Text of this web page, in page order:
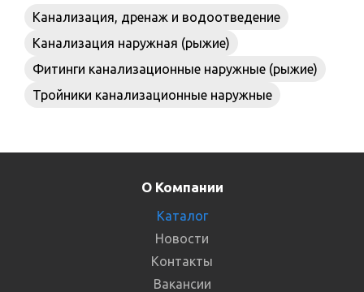
Канализация, дренаж и водоотведение
Канализация наружная (рыжие)
Фитинги канализационные наружные (рыжие)
Тройники канализационные наружные
О Компании
Каталог
Новости
Контакты
Вакансии